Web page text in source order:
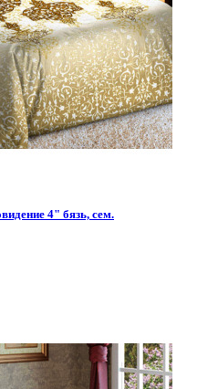
4" бязь, сем.